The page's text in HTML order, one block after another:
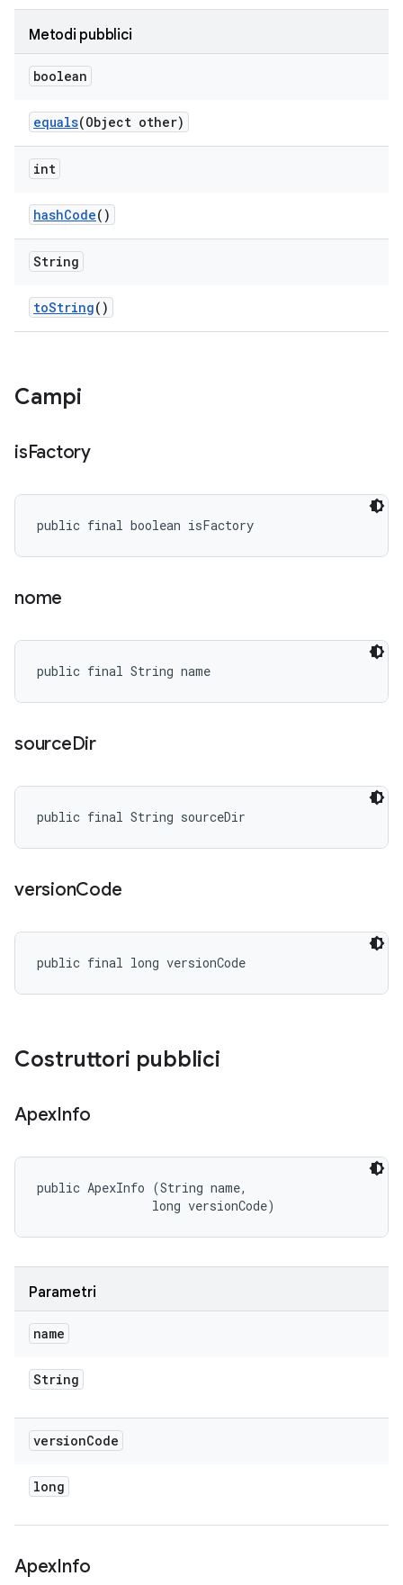
Metodi pubblici
boolean
equals(Object other)
int
hashCode()
String
toString()
Campi
isFactory
public final boolean isFactory
nome
public final String name
sourceDir
public final String sourceDir
versionCode
public final long versionCode
Costruttori pubblici
ApexInfo
public ApexInfo (String name,
                long versionCode)
Parametri
name
String
versionCode
long
ApexInfo